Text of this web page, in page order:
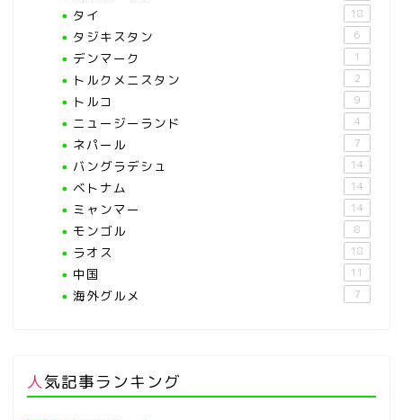
タイ 18
タジキスタン 6
デンマーク 1
トルクメニスタン 2
トルコ 9
ニュージーランド 4
ネパール 7
バングラデシュ 14
ベトナム 14
ミャンマー 14
モンゴル 8
ラオス 18
中国 11
海外グルメ 7
人気記事ランキング